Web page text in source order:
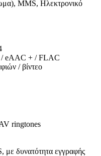
MMS, Ηλεκτρονικό
eAAC + / FLAC
/ βίντεο
ringtones
δυνατότητα εγγραφής